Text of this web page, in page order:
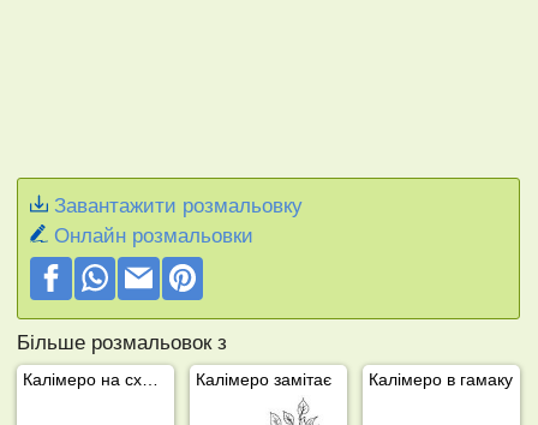
Завантажити розмальовку
Онлайн розмальовки
Більше розмальовок з
Калімеро замітає Калімеро в гамаку